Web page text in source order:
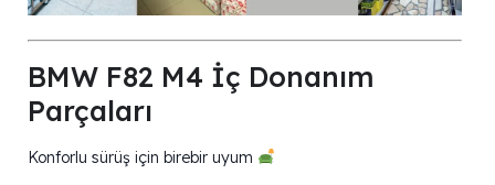
BMW F82 M4 İç Donanım
Parçaları
Konforlu sürüş için birebir uyum